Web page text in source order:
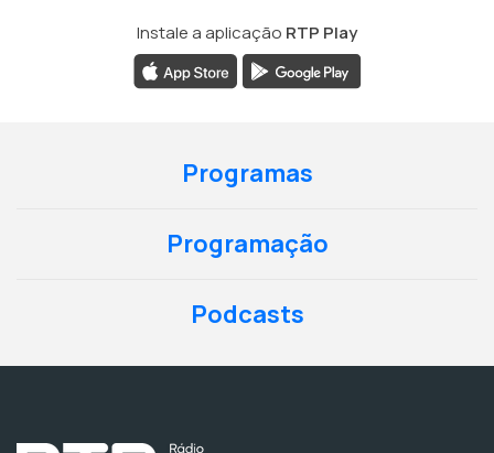
Instale a aplicação RTP Play
Programas
Programação
Podcasts